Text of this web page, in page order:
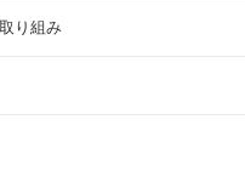
り組み